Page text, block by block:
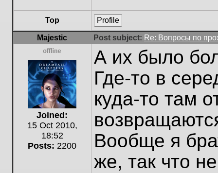
Top Profile
Majestic Post subject: Re: Вопросы по
Offline
Joined:
15 Oct 2010,
18:52
Posts: 2200
А их было
Где-то в
куда-то там
Вообще я
же, так что